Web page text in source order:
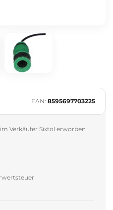
EAN: 8595697703225
Verkäufer Sixtol erworben